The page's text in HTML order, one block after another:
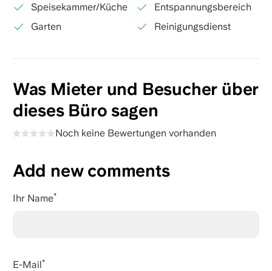
Speisekammer/Küche
Entspannungsbereich
Garten
Reinigungsdienst
Was Mieter und Besucher über
dieses Büro sagen
Noch keine Bewertungen vorhanden
Add new comments
Ihr Name
E-Mail